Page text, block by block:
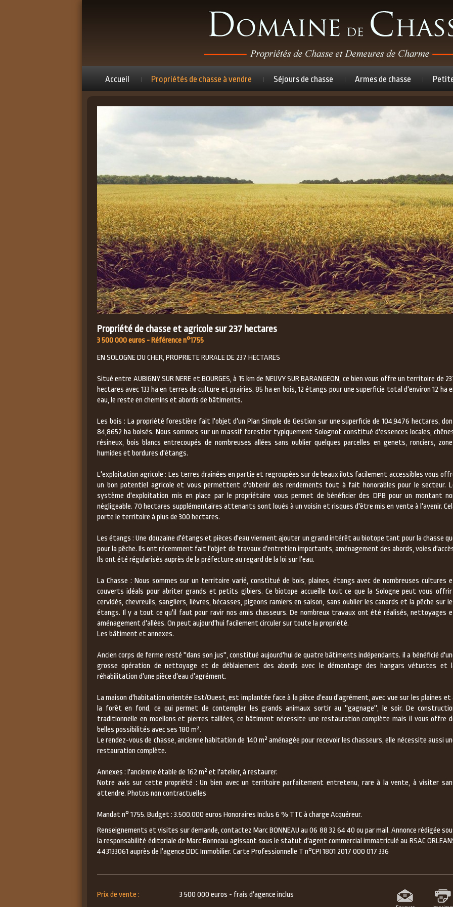
Accueil Propriétés de chasse à vendre Séjours de chasse Armes de chasse
Propriété de chasse et agricole sur 237 hectares
3 500 000 euros - Référence n°1755
EN SOLOGNE DU CHER, PROPRIETE RURALE DE 237 HECTARES
Situé entre AUBIGNY SUR NERE et BOURGES, à 15 km de NEUVY SUR BARANGEON, ce bien vous offre un territoire de
hectares avec 133 ha en terres de culture et prairies, 85 ha en bois, 12 étangs pour une superficie total d'environ 12 ha
eau, le reste en chemins et abords de bâtiments.
Les bois : La propriété forestière fait l'objet d'un Plan Simple de Gestion sur une superficie de 104,9476 hectares,
84,8652 ha boisés. Nous sommes sur un massif forestier typiquement Solognot constitué d'essences locales,
résineux, bois blancs entrecoupés de nombreuses allées sans oublier quelques parcelles en genets, ronciers,
humides et bordures d'étangs.
L'exploitation agricole : Les terres drainées en partie et regroupées sur de beaux ilots facilement accessibles vous
un bon potentiel agricole et vous permettent d'obtenir des rendements tout à fait honorables pour le secteur.
système d'exploitation mis en place par le propriétaire vous permet de bénéficier des DPB pour un montant
négligeable. 70 hectares supplémentaires attenants sont loués à un voisin et risques d'être mis en vente à l'avenir.
porte le territoire à plus de 300 hectares.
Les étangs : Une douzaine d'étangs et pièces d'eau viennent ajouter un grand intérêt au biotope tant pour la chasse
pour la pêche. Ils ont récemment fait l'objet de travaux d'entretien importants, aménagement des abords, voies
Ils ont été régularisés auprès de la préfecture au regard de la loi sur l'eau.
La Chasse : Nous sommes sur un territoire varié, constitué de bois, plaines, étangs avec de nombreuses cultures
couverts idéals pour abriter grands et petits gibiers. Ce biotope accueille tout ce que la Sologne peut vous offrir
cervidés, chevreuils, sangliers, lièvres, bécasses, pigeons ramiers en saison, sans oublier les canards et la pêche sur
étangs. Il y a tout ce qu'il faut pour ravir nos amis chasseurs. De nombreux travaux ont été réalisés, nettoyages
aménagement d'allées. On peut aujourd'hui facilement circuler sur toute la propriété.
Les bâtiment et annexes.
Ancien corps de ferme resté ''dans son jus'', constitué aujourd'hui de quatre bâtiments indépendants. il a bénéficié
grosse opération de nettoyage et de déblaiement des abords avec le démontage des hangars vétustes et
réhabilitation d'une pièce d'eau d'agrément.
La maison d'habitation orientée Est/Ouest, est implantée face à la pièce d'eau d'agrément, avec vue sur les plaines et
la forêt en fond, ce qui permet de contempler les grands animaux sortir au ''gagnage'', le soir. De
traditionnelle en moellons et pierres taillées, ce bâtiment nécessite une restauration complète mais il vous offre
belles possibilités avec ses 180 m².
Le rendez-vous de chasse, ancienne habitation de 140 m² aménagée pour recevoir les chasseurs, elle nécessite aussi
restauration complète.
Annexes : l'ancienne étable de 162 m² et l'atelier, à restaurer.
Notre avis sur cette propriété : Un bien avec un territoire parfaitement entretenu, rare à la vente, à visiter
attendre. Photos non contractuelles
Mandat n° 1755. Budget : 3.500.000 euros Honoraires Inclus 6 % TTC à charge Acquéreur.
Renseignements et visites sur demande, contactez Marc BONNEAU au 06 88 32 64 40 ou par mail. Annonce rédigée
la responsabilité éditoriale de Marc Bonneau agissant sous le statut d'agent commercial immatriculé au RSAC
443133061 auprès de l'agence DDC Immobilier. Carte Professionnelle T n°CPI 1801 2017 000 017 336
Prix de vente :
3 500 000 euros - frais d'agence inclus